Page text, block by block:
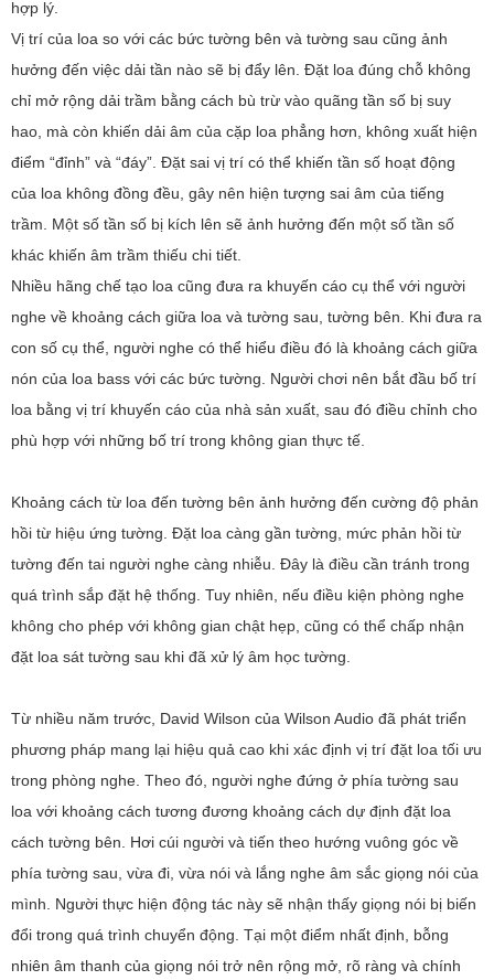
hợp lý.
Vị trí của loa so với các bức tường bên và tường sau cũng ảnh
hưởng đến việc dải tần nào sẽ bị đẩy lên. Đặt loa đúng chỗ không
chỉ mở rộng dải trầm bằng cách bù trừ vào quãng tần số bị suy
hao, mà còn khiến dải âm của cặp loa phẳng hơn, không xuất hiện
điểm “đỉnh” và “đáy”. Đặt sai vị trí có thể khiến tần số hoạt động
của loa không đồng đều, gây nên hiện tượng sai âm của tiếng
trầm. Một số tần số bị kích lên sẽ ảnh hưởng đến một số tần số
khác khiến âm trầm thiếu chi tiết.
Nhiều hãng chế tạo loa cũng đưa ra khuyến cáo cụ thể với người
nghe về khoảng cách giữa loa và tường sau, tường bên. Khi đưa ra
con số cụ thể, người nghe có thể hiểu điều đó là khoảng cách giữa
nón của loa bass với các bức tường. Người chơi nên bắt đầu bố trí
loa bằng vị trí khuyến cáo của nhà sản xuất, sau đó điều chỉnh cho
phù hợp với những bố trí trong không gian thực tế.
Khoảng cách từ loa đến tường bên ảnh hưởng đến cường độ phản
hồi từ hiệu ứng tường. Đặt loa càng gần tường, mức phản hồi từ
tường đến tai người nghe càng nhiễu. Đây là điều cần tránh trong
quá trình sắp đặt hệ thống. Tuy nhiên, nếu điều kiện phòng nghe
không cho phép với không gian chật hẹp, cũng có thể chấp nhận
đặt loa sát tường sau khi đã xử lý âm học tường.
Từ nhiều năm trước, David Wilson của Wilson Audio đã phát triển
phương pháp mang lại hiệu quả cao khi xác định vị trí đặt loa tối ưu
trong phòng nghe. Theo đó, người nghe đứng ở phía tường sau
loa với khoảng cách tương đương khoảng cách dự định đặt loa
cách tường bên. Hơi cúi người và tiến theo hướng vuông góc về
phía tường sau, vừa đi, vừa nói và lắng nghe âm sắc giọng nói của
mình. Người thực hiện động tác này sẽ nhận thấy giọng nói bị biến
đổi trong quá trình chuyển động. Tại một điểm nhất định, bỗng
nhiên âm thanh của giọng nói trở nên rộng mở, rõ ràng và chính